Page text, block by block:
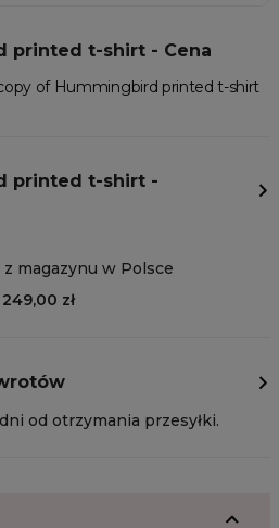
printed t-shirt - Cena
of Hummingbird printed t-shirt
printed t-shirt -
z magazynu w Polsce
zł
od otrzymania przesyłki.